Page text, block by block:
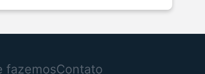
fazemosContato